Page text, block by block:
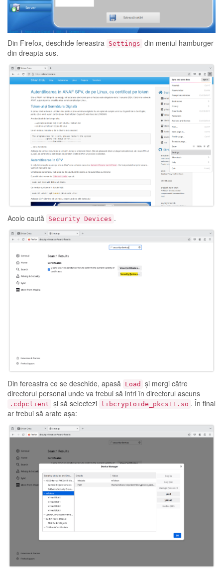
Din Firefox, deschide fereastra Settings din meniul hamburger
din dreapta sus.
Acolo caută Security Devices .
Din fereastra ce se deschide, apasă Load
și mergi către
directorul personal unde va trebui să intri în directorul ascuns
.cdpclient și să selectezi libcryptoide_pkcs11.so . În final
ar trebui să arate așa: